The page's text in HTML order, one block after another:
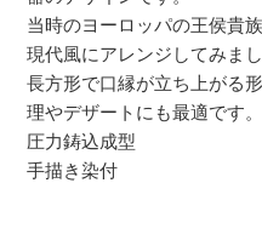
当時のヨーロッパの王侯貴
現代風にアレンジしてみまし
長方形で口縁が立ち上がる
理やデザートにも最適です。
圧力鋳込成型
手描き染付